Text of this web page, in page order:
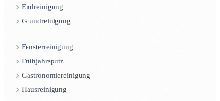
Endreinigung
Grundreinigung
Fensterreinigung
Frühjahrsputz
Gastronomiereinigung
Hausreinigung